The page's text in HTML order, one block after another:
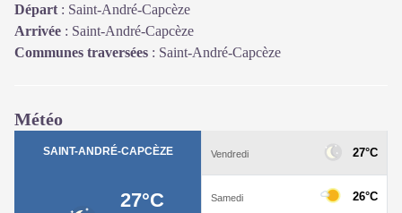
Départ : Saint-André-Capcèze
Arrivée : Saint-André-Capcèze
Communes traversées : Saint-André-Capcèze
Météo